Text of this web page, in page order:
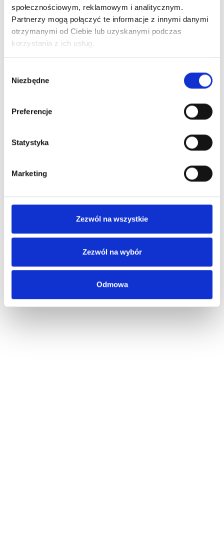
społecznościowym, reklamowym i analitycznym.
Partnerzy mogą połączyć te informacje z innymi danymi
otrzymanymi od Ciebie lub uzyskanymi podczas
korzystania z ich usług.
zgody
Niezbędne
Preferencje
Statystyka
Marketing
Zezwól na wszystkie
Zezwól na wybór
Odmowa